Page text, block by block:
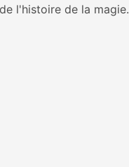
l'histoire de la magie.